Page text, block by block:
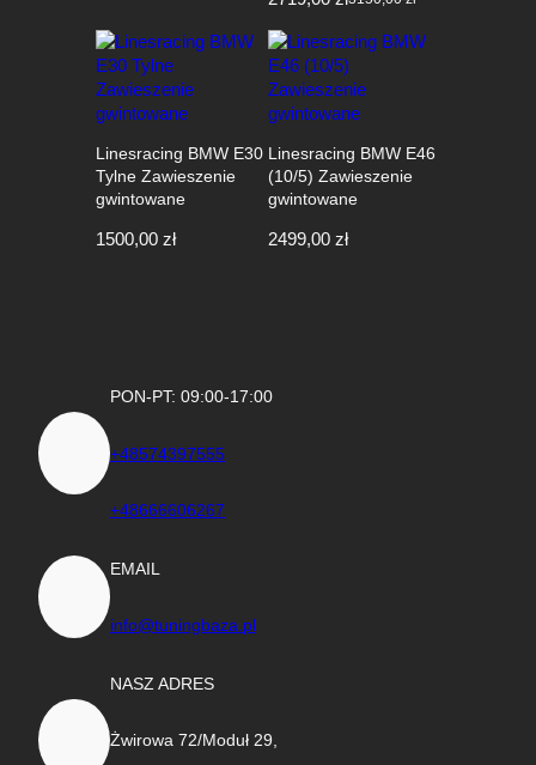
Pierwotna
cena
wynosiła:
3150,00 zł.
Aktualna
cena
wynosi:
2719,00 zł.
Linesracing BMW E30
Tylne Zawieszenie
gwintowane
1500,00 zł
Linesracing BMW E46
(10/5) Zawieszenie
gwintowane
2499,00 zł
PON-PT: 09:00-17:00
+48574397555
+48666606267
EMAIL
info@tuningbaza.pl
NASZ ADRES
Żwirowa 72/Moduł 29,